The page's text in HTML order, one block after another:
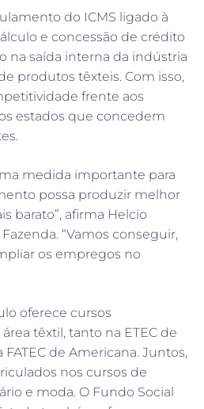
do ICMS ligado à
e concessão de crédito
na saída interna da indústria
produtos têxteis. Com isso,
frente aos
estados que concedem
medida importante para
possa produzir melhor
barato”, afirma Helcio
“Vamos conseguir,
os empregos no
oferece cursos
têxtil, tanto na ETEC de
de Americana. Juntos,
nos cursos de
e moda. O Fundo Social